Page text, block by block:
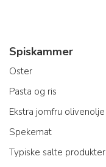
Spiskammer
Oster
Pasta og ris
Ekstra jomfru olivenolje
Spekemat
Typiske salte produkter